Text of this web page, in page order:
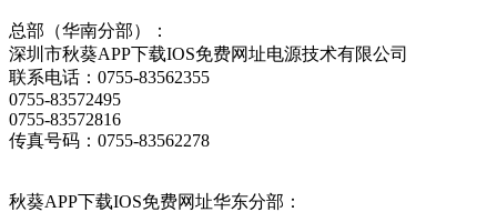
总部（华南分部）：
深圳市秋葵APP下载IOS免费网址电源技术有限公司
联系电话：0755-83562355
0755-83572495
0755-83572816
传真号码：0755-83562278
秋葵APP下载IOS免费网址华东分部：